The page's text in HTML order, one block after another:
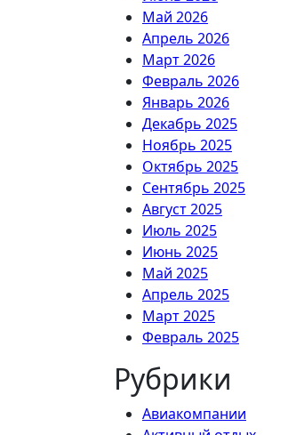
Май 2026
Апрель 2026
Март 2026
Февраль 2026
Январь 2026
Декабрь 2025
Ноябрь 2025
Октябрь 2025
Сентябрь 2025
Август 2025
Июль 2025
Июнь 2025
Май 2025
Апрель 2025
Март 2025
Февраль 2025
Рубрики
Авиакомпании